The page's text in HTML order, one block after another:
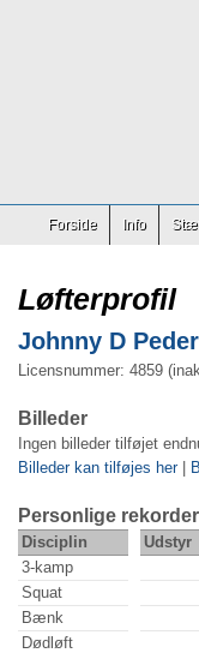
Forside Info
Løfterprofil
Johnny D
Licensnummer: 4859
Billeder
Ingen billeder tilføjet
Billeder kan tilføjes her|
Personlige rekorder
Disciplin Udstyr
3-kamp
Squat
Bænk
Dødløft